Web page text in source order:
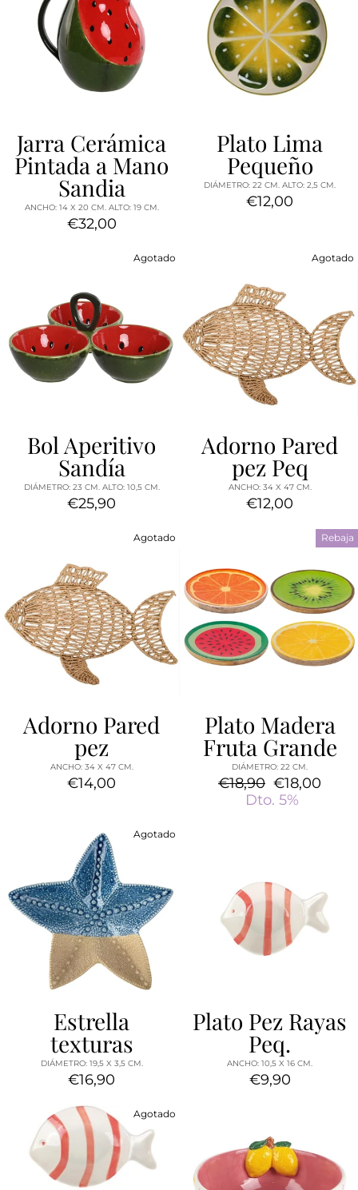
Jarra Cerámica
Pintada a Mano
Sandia
ANCHO: 14 X 20 CM. ALTO: 19 CM.
€32,00
Plato Lima
Pequeño
DIÁMETRO: 22 CM. ALTO: 2,5 CM.
€12,00
Agotado
Bol Aperitivo
Sandía
DIÁMETRO: 23 CM. ALTO: 10,5 CM.
€25,90
Agotado
Adorno Pared
pez Peq
ANCHO: 34 X 47 CM.
€12,00
Agotado
Adorno Pared
pez
ANCHO: 34 X 47 CM.
€14,00
Rebaja
Plato Madera
Fruta Grande
DIÁMETRO: 22 CM.
Precio
habitual
€18,90 Precio
de
€18,00
Dto. 5%
Agotado
Estrella
texturas
DIÁMETRO: 19,5 X 3,5 CM.
€16,90
Plato Pez Rayas
Peq.
ANCHO: 10,5 X 16 CM.
€9,90
Agotado